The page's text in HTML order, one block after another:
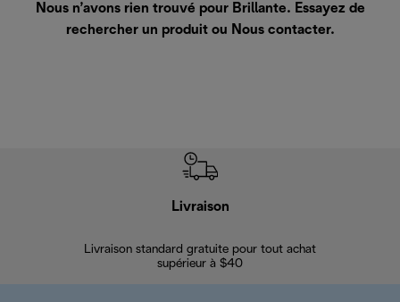
Nous n’avons rien trouvé pour Brillante. Essayez de
rechercher un produit ou Nous contacter.
Livraison
Livraison standard gratuite pour tout achat
supérieur à $40